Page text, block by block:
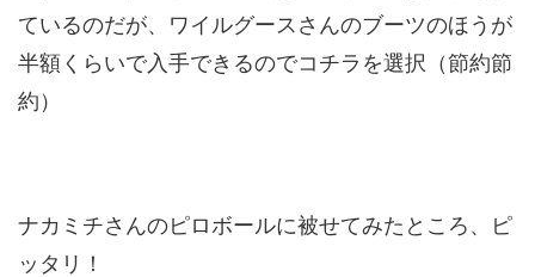
ているのだが、ワイルグースさんのブーツのほうが
半額くらいで入手できるのでコチラを選択（節約節
約）
ナカミチさんのピロボールに被せてみたところ、ピ
ッタリ！